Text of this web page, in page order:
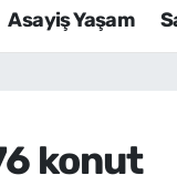
Asayiş Yaşam
konut